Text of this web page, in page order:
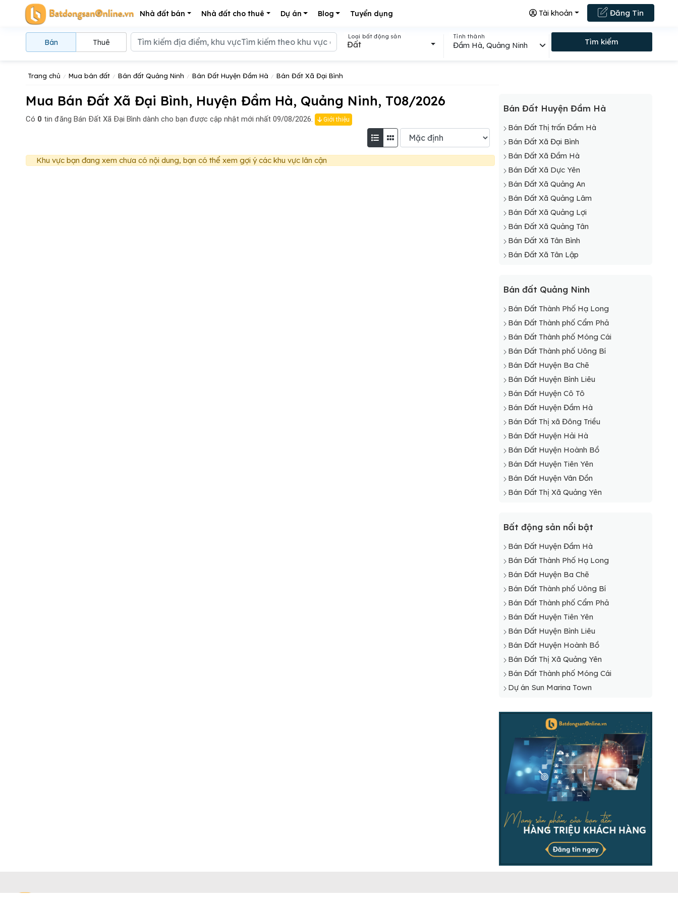
Nhà đất bán Nhà đất cho thuê Dự án Blog Tuyển dụng Đăng Tin
Tài khoản
Trang chủ Mua bán đất Bán đất Quảng Ninh Bán Đất Huyện Đầm Hà Bán Đất Xã Đại Bình
Mua Bán Đất Xã Đại Bình, Huyện Đầm Hà, Quảng Ninh, T08/2026
Có 0 tin đăng Bán Đất Xã Đại Bình dành cho bạn được cập nhật mới nhất 09/08/2026. Giới thiệu
Khu vực bạn đang xem chưa có nội dung, bạn có thể xem gợi ý các khu vực lân cận
Bán Đất Huyện Đầm Hà
Bán Đất Thị trấn Đầm Hà
Bán Đất Xã Đại Bình
Bán Đất Xã Đầm Hà
Bán Đất Xã Dực Yên
Bán Đất Xã Quảng An
Bán Đất Xã Quảng Lâm
Bán Đất Xã Quảng Lợi
Bán Đất Xã Quảng Tân
Bán Đất Xã Tân Bình
Bán Đất Xã Tân Lập
Bán đất Quảng Ninh
Bán Đất Thành Phố Hạ Long
Bán Đất Thành phố Cẩm Phả
Bán Đất Thành phố Móng Cái
Bán Đất Thành phố Uông Bí
Bán Đất Huyện Ba Chẽ
Bán Đất Huyện Bình Liêu
Bán Đất Huyện Cô Tô
Bán Đất Huyện Đầm Hà
Bán Đất Thị xã Đông Triều
Bán Đất Huyện Hải Hà
Bán Đất Huyện Hoành Bồ
Bán Đất Huyện Tiên Yên
Bán Đất Huyện Vân Đồn
Bán Đất Thị Xã Quảng Yên
Bất động sản nổi bật
Bán Đất Huyện Đầm Hà
Bán Đất Thành Phố Hạ Long
Bán Đất Huyện Ba Chẽ
Bán Đất Thành phố Uông Bí
Bán Đất Thành phố Cẩm Phả
Bán Đất Huyện Tiên Yên
Bán Đất Huyện Bình Liêu
Bán Đất Huyện Hoành Bồ
Bán Đất Thị Xã Quảng Yên
Bán Đất Thành phố Móng Cái
Dự án Sun Marina Town
Bán Thuê
Loại bất động sản
Đất
Tỉnh thành
Đầm Hà, Quảng Ninh Tìm kiếm